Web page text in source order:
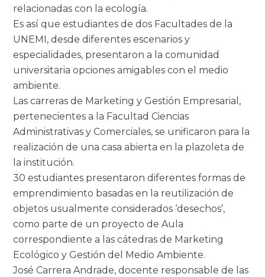
relacionadas con la ecología.
Es así que estudiantes de dos Facultades de la
UNEMI, desde diferentes escenarios y
especialidades, presentaron a la comunidad
universitaria opciones amigables con el medio
ambiente.
Las carreras de Marketing y Gestión Empresarial,
pertenecientes a la Facultad Ciencias
Administrativas y Comerciales, se unificaron para la
realización de una casa abierta en la plazoleta de
la institución.
30 estudiantes presentaron diferentes formas de
emprendimiento basadas en la reutilización de
objetos usualmente considerados ‘desechos’,
como parte de un proyecto de Aula
correspondiente a las cátedras de Marketing
Ecológico y Gestión del Medio Ambiente.
José Carrera Andrade, docente responsable de las